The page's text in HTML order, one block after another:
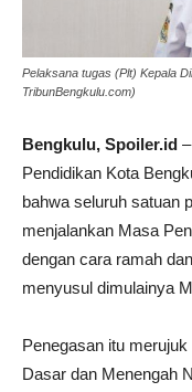
Pelaksana tugas (Plt) Kepala
TribunBengkulu.com)
Bengkulu, Spoiler.id
Pendidikan Kota
bahwa seluruh satuan
menjalankan Masa
dengan cara ramah
menyusul dimulainya
Penegasan itu
Dasar dan Menengah